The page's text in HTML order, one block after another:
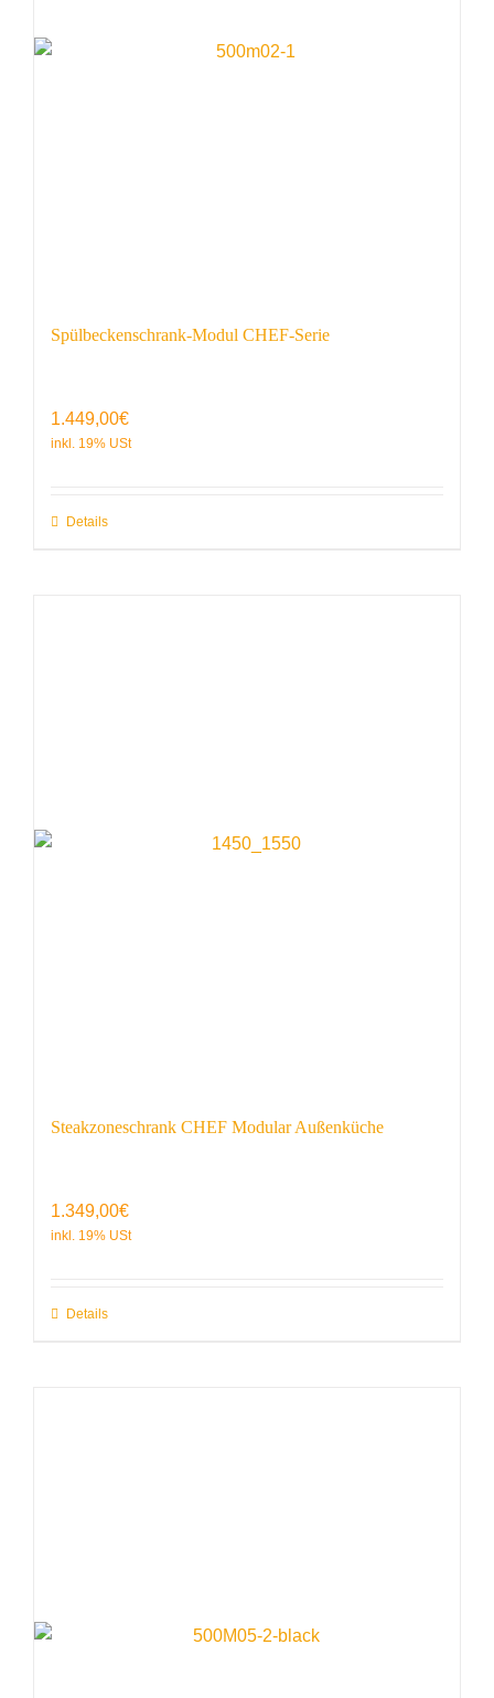
Spülbeckenschrank-Modul CHEF-Serie
1.449,00€
Details
Steakzoneschrank CHEF Modular Außenküche
1.349,00€
Details